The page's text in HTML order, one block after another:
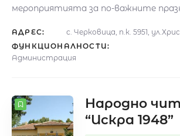
мероприятията за по-важните
АДРЕС:
с. Черковица, п.к. 5951,
ФУНКЦИОНАЛНОСТИ:
Администрация
Народно
“Искра 1948”